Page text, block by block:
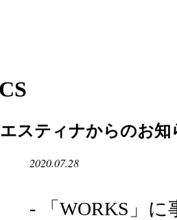
スティナからのお知
2020.07.28
- 「WORKS」に